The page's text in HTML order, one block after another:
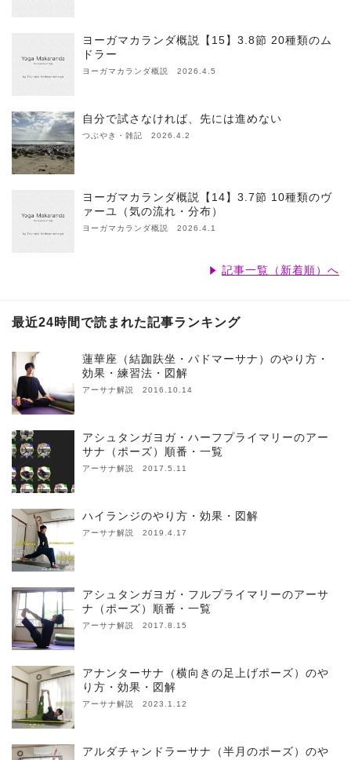
ヨーガマカランダ概説【15】3.8節 20種類のム
ドラー
ヨーガマカランダ概説 2026.4.5
自分で試さなければ、先には進めない
つぶやき・雑記 2026.4.2
ヨーガマカランダ概説【14】3.7節 10種類のヴ
ァーユ（気の流れ・分布）
ヨーガマカランダ概説 2026.4.1
記事一覧（新着順）へ
最近24時間で読まれた記事ランキング
蓮華座（結跏趺坐・パドマーサナ）のやり方・
効果・練習法・図解
アーサナ解説 2016.10.14
アシュタンガヨガ・ハーフプライマリーのアー
サナ（ポーズ）順番・一覧
アーサナ解説 2017.5.11
ハイランジのやり方・効果・図解
アーサナ解説 2019.4.17
アシュタンガヨガ・フルプライマリーのアーサ
ナ（ポーズ）順番・一覧
アーサナ解説 2017.8.15
アナンターサナ（横向きの足上げポーズ）のや
り方・効果・図解
アーサナ解説 2023.1.12
アルダチャンドラーサナ（半月のポーズ）のや